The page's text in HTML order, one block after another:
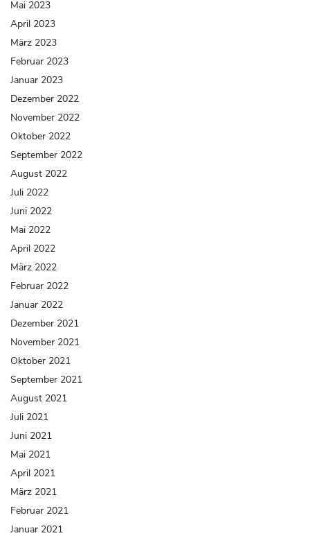
Mai 2023
April 2023
März 2023
Februar 2023
Januar 2023
Dezember 2022
November 2022
Oktober 2022
September 2022
August 2022
Juli 2022
Juni 2022
Mai 2022
April 2022
März 2022
Februar 2022
Januar 2022
Dezember 2021
November 2021
Oktober 2021
September 2021
August 2021
Juli 2021
Juni 2021
Mai 2021
April 2021
März 2021
Februar 2021
Januar 2021